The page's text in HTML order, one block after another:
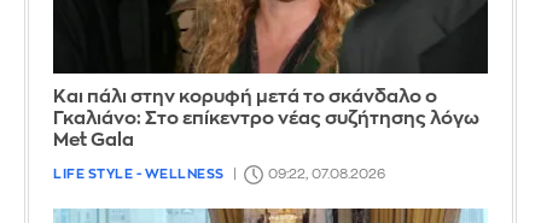
Και πάλι στην κορυφή μετά το σκάνδαλο ο
Γκαλιάνο: Στο επίκεντρο νέας συζήτησης λόγω
Met Gala
LIFE STYLE - WELLNESS 09:22, 07.08.2026